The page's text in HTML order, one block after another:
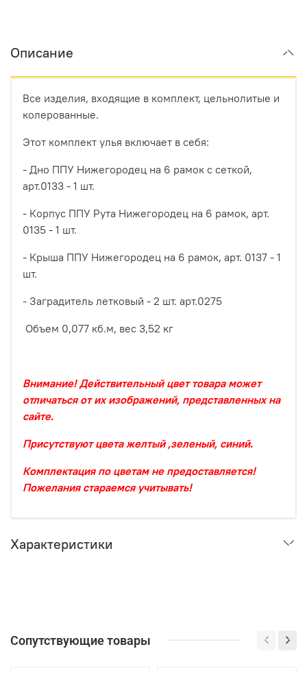
Описание
Все изделия, входящие в комплект, цельнолитые и
колерованные.
Этот комплект улья включает в себя:
- Дно ППУ Нижегородец на 6 рамок с сеткой,
арт.0133 - 1 шт.
- Корпус ППУ Рута Нижегородец на 6 рамок, арт.
0135 - 1 шт.
- Крыша ППУ Нижегородец на 6 рамок, арт. 0137 - 1
шт.
- Заградитель летковый - 2 шт. арт.0275
Объем 0,077 кб.м, вес 3,52 кг
Внимание! Действительный цвет товара может
отличаться от их изображений, представленных на
сайте.
Присутствуют цвета желтый ,зеленый, синий.
Комплектация по цветам не предоставляется!
Пожелания стараемся учитывать!
Характеристики
Сопутствующие товары